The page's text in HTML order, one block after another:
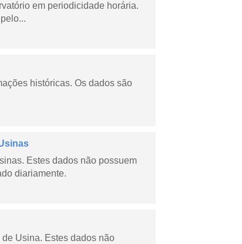
em periodicidade horária.
históricas. Os dados são
Estes dados não possuem
diariamente.
Usina. Estes dados não